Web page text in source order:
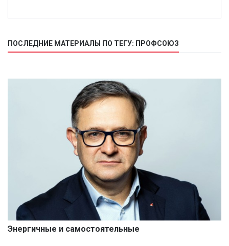
ПОСЛЕДНИЕ МАТЕРИАЛЫ ПО ТЕГУ: ПРОФСОЮЗ
Энергичные и самостоятельные